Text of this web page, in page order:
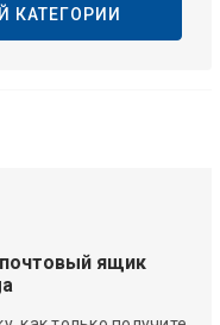
КАТЕГОРИИ
ящик